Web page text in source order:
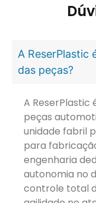
A ReserPlastic
das peças?
A
peças
unidade fabril
para
engenharia
autonomia no
controle total